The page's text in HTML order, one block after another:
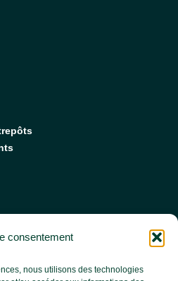
consentement
nous utilisons des technologies